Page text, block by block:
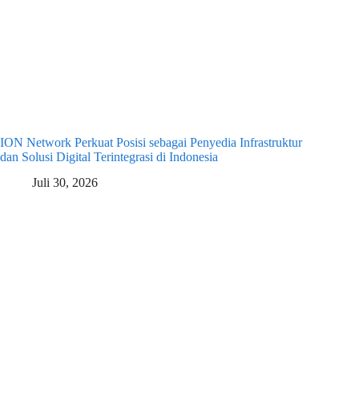
ION Network Perkuat Posisi sebagai Penyedia Infrastruktur
dan Solusi Digital Terintegrasi di Indonesia
Juli 30, 2026